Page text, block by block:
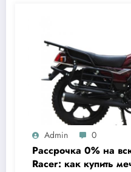
Admin 0
Рассрочка 0% на
Racer: как купить